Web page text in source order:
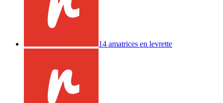
14 amatrices en levrette